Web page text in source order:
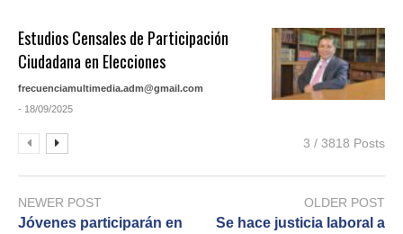
Estudios Censales de Participación
Ciudadana en Elecciones
frecuenciamultimedia.adm@gmail.com
- 18/09/2025
3 / 3818 Posts
NEWER POST
Jóvenes participarán en
OLDER POST
Se hace justicia laboral a